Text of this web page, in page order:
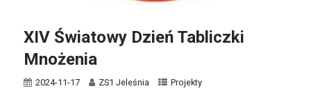
XIV Światowy Dzień Tabliczki
Mnożenia
2024-11-17 ZS1 Jeleśnia Projekty